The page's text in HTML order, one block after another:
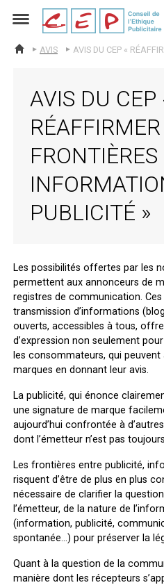
cep
ACCUEIL
AVIS
AVIS DU CEP
PUBLICITÉ »
Les possibilités offertes par les
permettent aux annonceurs de
registres de communication.
transmission d’informations
ouverts, accessibles à tous,
d’expression non seulement
les consommateurs, qui
marques en donnant leur avis.
La publicité, qui énonce
une signature de marque
aujourd’hui confrontée à
dont l’émetteur n’est pas
Les frontières entre publicité,
risquent d’être de plus en plus
nécessaire de clarifier la
l’émetteur, de la nature de
(information, publicité,
spontanée…) pour préserver la
Quant à la question de la
manière dont les récepteurs